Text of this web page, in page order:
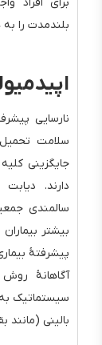
بلندمدت را به
نارسایی
سلامت
جایگزینی
دارند.
سالمندی
بیشتر
پیشرفتهٔ
آگاهانهٔ روش
سیستماتیک
بالینی (مانند